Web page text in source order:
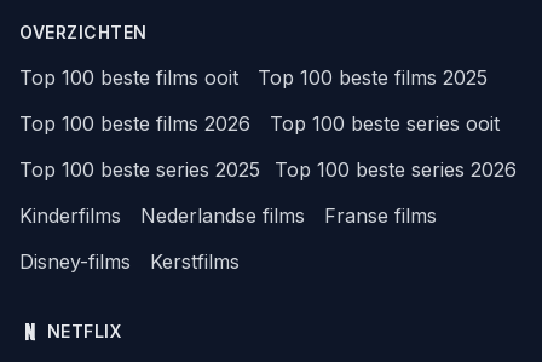
OVERZICHTEN
Top 100 beste films ooit
Top 100 beste films 2025
Top 100 beste films 2026
Top 100 beste series ooit
Top 100 beste series 2025
Top 100 beste series 2026
Kinderfilms
Nederlandse films
Franse films
Disney-films
Kerstfilms
NETFLIX